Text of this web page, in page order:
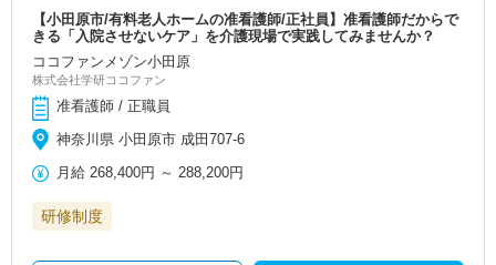
【小田原市/有料老人ホームの准看護師/正社員】准看護師だからで
きる「入院させないケア」を介護現場で実践してみませんか？
ココファンメゾン小田原
株式会社学研ココファン
准看護師 / 正職員
神奈川県 小田原市 成田707-6
月給 268,400円 ～ 288,200円
研修制度